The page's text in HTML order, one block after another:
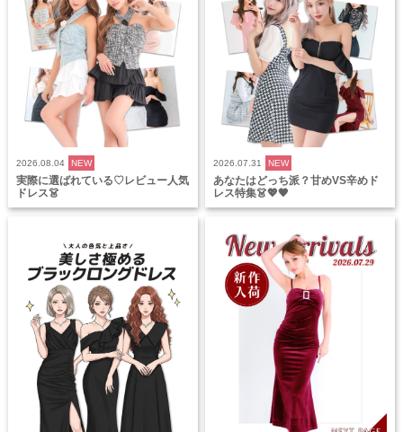
2026.08.04 NEW
実際に選ばれている♡レビュー人気
ドレス👗
2026.07.31 NEW
あなたはどっち派？甘めVS辛めド
レス特集👗💖🖤